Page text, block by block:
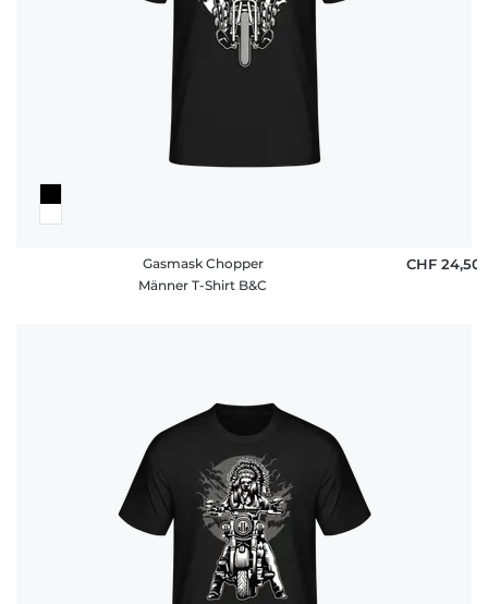
Gasmask Chopper
Männer T-Shirt B&C
CHF 24,50